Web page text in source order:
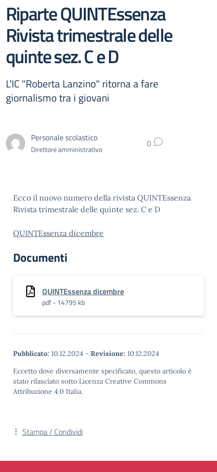
Riparte QUINTEssenza
Rivista trimestrale delle
quinte sez. C e D
L'IC "Roberta Lanzino" ritorna a fare
giornalismo tra i giovani
Personale scolastico
Direttore amministrativo 0
Ecco il nuovo numero della rivista QUINTEssenza
Rivista trimestrale delle quinte sez. C e D
QUINTEssenza dicembre
Documenti
QUINTEssenza dicembre
pdf - 14795 kb
Pubblicato: 10.12.2024 - Revisione: 10.12.2024
Eccetto dove diversamente specificato, questo articolo è
stato rilasciato sotto Licenza Creative Commons
Attribuzione 4.0 Italia.
Stampa / Condividi